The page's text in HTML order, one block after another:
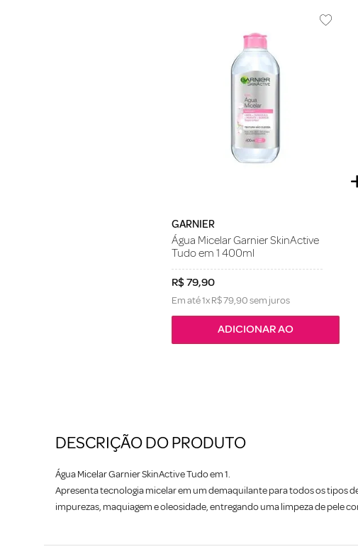
GARNIER
Água Micelar Garnier SkinActive
Tudo em 1 400ml
R$79,90
Em até1xR$79,90sem juros
ADICIONAR AO
DESCRIÇÃO DO PRODUTO
Água Micelar Garnier SkinActive Tudo em 1.
Apresenta tecnologia micelar em um demaquilante para todos os tipos
impurezas, maquiagem e oleosidade, entregando uma limpeza de pele